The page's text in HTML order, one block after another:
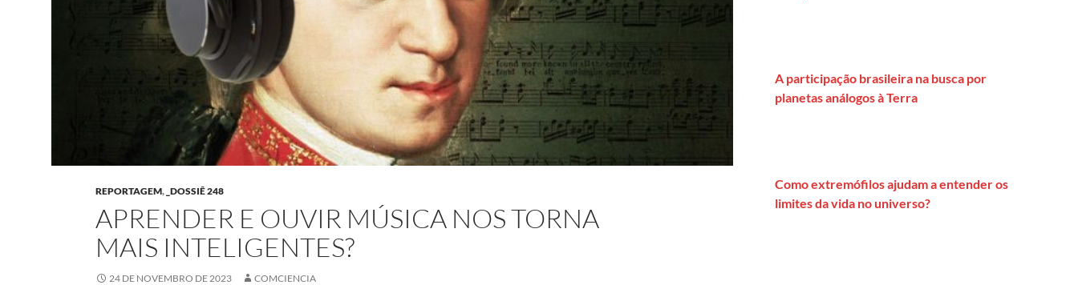
REPORTAGEM, _DOSSIÊ 248
APRENDER E OUVIR MÚSICA NOS TORNA
MAIS INTELIGENTES?
24 DE NOVEMBRO DE 2023 COMCIENCIA
A participação brasileira na busca por
planetas análogos à Terra
Como extremófilos ajudam a entender os
limites da vida no universo?